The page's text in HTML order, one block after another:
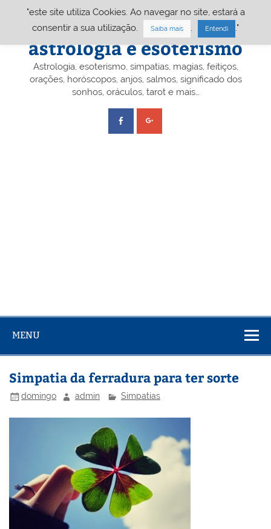
Portal A&E – Portal
astrologia e esoterismo
Astrologia, esoterismo, simpatias, magias, feitiços,
orações, horóscopos, anjos, salmos, significado dos
sonhos, oráculos, tarot e mais…
MENU
Simpatia da ferradura para ter sorte
domingo admin Simpatias
"este site utiliza Cookies. Ao navegar no site, estará a
consentir a sua utilização.
Saiba mais Entendi ."